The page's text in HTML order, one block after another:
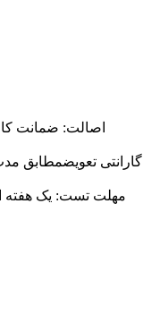
اصالت: ضمانت
گارانتی تعویضمطابق
مهلت تست: یک هفته